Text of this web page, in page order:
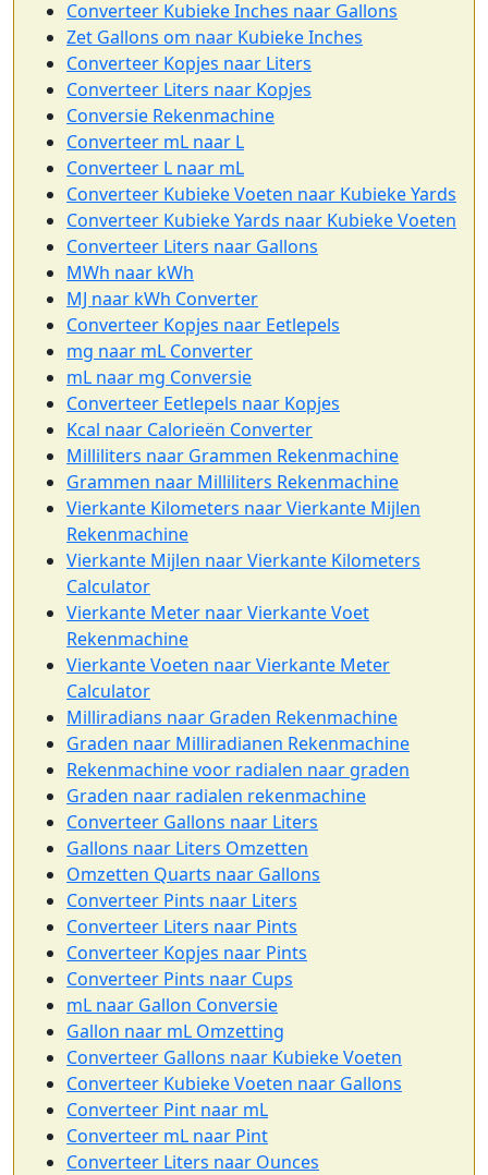
Converteer Kubieke Inches naar Gallons
Zet Gallons om naar Kubieke Inches
Converteer Kopjes naar Liters
Converteer Liters naar Kopjes
Conversie Rekenmachine
Converteer mL naar L
Converteer L naar mL
Converteer Kubieke Voeten naar Kubieke Yards
Converteer Kubieke Yards naar Kubieke Voeten
Converteer Liters naar Gallons
MWh naar kWh
MJ naar kWh Converter
Converteer Kopjes naar Eetlepels
mg naar mL Converter
mL naar mg Conversie
Converteer Eetlepels naar Kopjes
Kcal naar Calorieën Converter
Milliliters naar Grammen Rekenmachine
Grammen naar Milliliters Rekenmachine
Vierkante Kilometers naar Vierkante Mijlen
Rekenmachine
Vierkante Mijlen naar Vierkante Kilometers
Calculator
Vierkante Meter naar Vierkante Voet
Rekenmachine
Vierkante Voeten naar Vierkante Meter
Calculator
Milliradians naar Graden Rekenmachine
Graden naar Milliradianen Rekenmachine
Rekenmachine voor radialen naar graden
Graden naar radialen rekenmachine
Converteer Gallons naar Liters
Gallons naar Liters Omzetten
Omzetten Quarts naar Gallons
Converteer Pints naar Liters
Converteer Liters naar Pints
Converteer Kopjes naar Pints
Converteer Pints naar Cups
mL naar Gallon Conversie
Gallon naar mL Omzetting
Converteer Gallons naar Kubieke Voeten
Converteer Kubieke Voeten naar Gallons
Converteer Pint naar mL
Converteer mL naar Pint
Converteer Liters naar Ounces